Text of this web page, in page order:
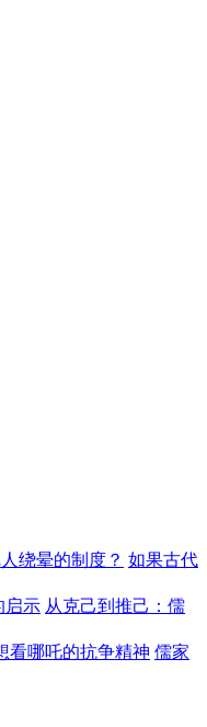
绕晕的制度？ 如果古代
启示 从克己到推己：儒
看哪吒的抗争精神 儒家